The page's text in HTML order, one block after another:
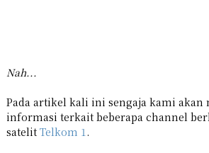
Nah...
Pada artikel kali ini sengaja kami akan
informasi terkait beberapa channel
satelit Telkom 1 .